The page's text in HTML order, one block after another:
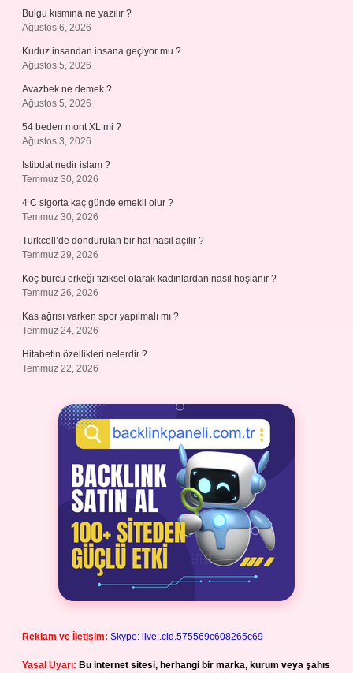
Bulgu kısmına ne yazılır ?
Ağustos 6, 2026
Kuduz insandan insana geçiyor mu ?
Ağustos 5, 2026
Avazbek ne demek ?
Ağustos 5, 2026
54 beden mont XL mi ?
Ağustos 3, 2026
Istibdat nedir islam ?
Temmuz 30, 2026
4 C sigorta kaç günde emekli olur ?
Temmuz 30, 2026
Turkcell’de dondurulan bir hat nasıl açılır ?
Temmuz 29, 2026
Koç burcu erkeği fiziksel olarak kadınlardan nasıl hoşlanır ?
Temmuz 26, 2026
Kas ağrısı varken spor yapılmalı mı ?
Temmuz 24, 2026
Hitabetin özellikleri nelerdir ?
Temmuz 22, 2026
Reklam ve İletişim: Skype: live:.cid.575569c608265c69
Yasal Uyarı: Bu internet sitesi, herhangi bir marka, kurum veya şahıs